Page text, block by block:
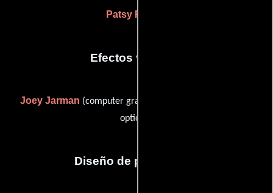
Patsy Rainey
Efectos visuales
Joey Jarman (computer graphics) y
opticals)
Diseño de producción